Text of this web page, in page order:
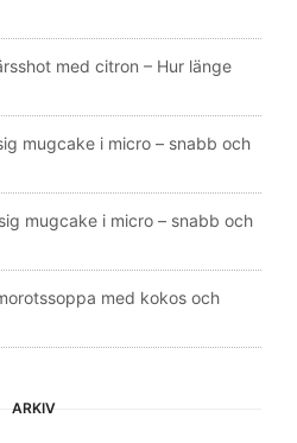
med citron – Hur länge
mugcake i micro – snabb och
mugcake i micro – snabb och
med kokos och
ARKIV